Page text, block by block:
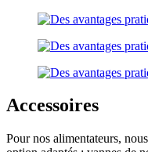
Accessoires
Pour nos alimentateurs,